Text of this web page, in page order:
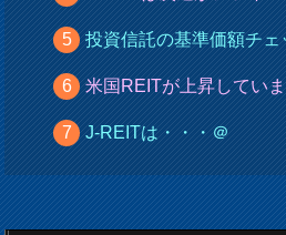
投資信託の基準価額チ
米国REITが上昇してい
J-REITは・・・＠